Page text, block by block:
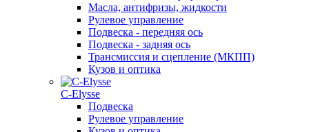
Масла, антифризы, жидкости
Рулевое управление
Подвеска - передняя ось
Подвеска - задняя ось
Трансмиссия и сцепление (МКПП)
Кузов и оптика
C-Elysse
Подвеска
Рулевое управление